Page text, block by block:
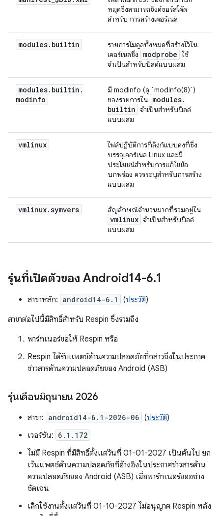
หมุดซึ่งสามารถซิงค์ซอร์สโค้ด
สำหรับ การสร้างเคอร์เนล
modules. builtin
รายการโมดูลทั้งหมดที่สร้างไว้ใน
เคอร์เนลซึ่ง
modprobe ใช้
จำเป็นสำหรับบิลด์แบบผสม
modules. builtin .
modinfo
มี modinfo (ดู `modinfo(8)`)
ของรายการใน modules.
builtin จำเป็นสำหรับบิลด์
แบบผสม
vmlinux
ไฟล์ปฏิบัติการที่ลิงก์แบบคงที่ซึ่ง
บรรจุเคอร์เนล Linux และมี
ประโยชน์สำหรับการแก้ไขข้อ
บกพร่อง ควรระบุสำหรับการสร้าง
แบบผสม
vmlinux.symvers สัญลักษณ์จำนวนมากที่รวมอยู่ใน
vmlinux จำเป็นสำหรับบิลด์
แบบผสม
รุ่นที่เปิดตัวของ Android14-6.1
สาขาหลัก: android14-6.1 (ประวัติ)
สาขาต่อไปนี้มีสิทธิ์สำหรับ Respin ซึ่งรวมถึง
พาร์ทเนอร์ขอให้ Respin หรือ
Respin ได้รับแพตช์ด้านความปลอดภัยที่กล่าวถึงในประกาศ
ข่าวสารด้านความปลอดภัยของ Android (ASB)
รุ่นเดือนมิถุนายน 2026
สาขา: android14-6.1-2026-06 (ประวัติ)
เวอร์ชัน: 6.1.172
ไม่มี Respin ที่มีสิทธิ์ตั้งแต่วันที่ 01-01-2027 เป็นต้นไป ยก
เว้นแพตช์ด้านความปลอดภัยที่อ้างอิงในประกาศข่าวสารด้าน
ความปลอดภัยของ Android (ASB) เมื่อพาร์ทเนอร์ขออย่าง
ชัดเจน
เลิกใช้งานตั้งแต่วันที่ 01-10-2027 ไม่อนุญาต Respin หลัง